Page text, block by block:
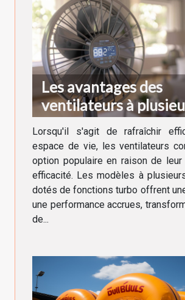
Les avantages des
ventilateurs à
vitesses et
Lorsqu'il s'agit de rafraîchir
espace de vie, les ventilateurs
option populaire en raison de
efficacité. Les modèles à
dotés de fonctions turbo offrent
une performance accrues,
de...